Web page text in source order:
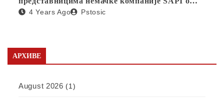
отварању фабрике у Србији
4 Years Ago Pstosic
АРХИВЕ
August 2026 (1)